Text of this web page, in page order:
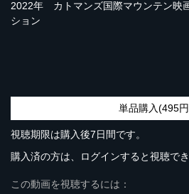
2022年 カトマンズ国際マウンテン映
ション
単品購入(495
視聴期限は購入後7日間です。
購入済の方は、ログインすると視聴で
この動画を視聴するには：